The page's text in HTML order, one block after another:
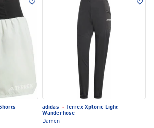
adidas ·
Terrex Xploric Light
Wanderhose
Damen